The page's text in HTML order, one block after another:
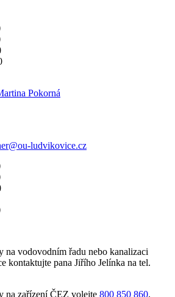
Pokorná
ou-ludvikovice.cz
na vodovodním řadu nebo kanalizaci
kontaktujte pana Jiřího Jelínka na tel.
na zařízení ČEZ volejte 800 850 860.